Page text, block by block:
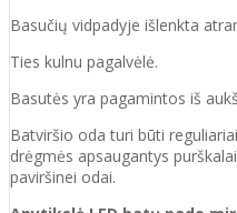
Basučių vidpadyje išlenkta
Ties kulnu pagalvėlė.
Basutės yra pagamintos iš
Batviršio oda turi būti
drėgmės apsaugantys purškalai
paviršinei odai.